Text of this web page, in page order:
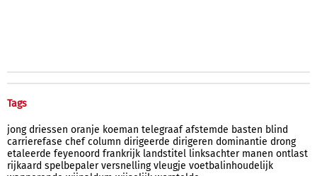
Tags
jong driessen oranje koeman telegraaf afstemde basten blind
carrierefase chef column dirigeerde dirigeren dominantie drong
etaleerde feyenoord frankrijk landstitel linksachter manen ontlast
rijkaard spelbepaler versnelling vleugje voetbalinhoudelijk